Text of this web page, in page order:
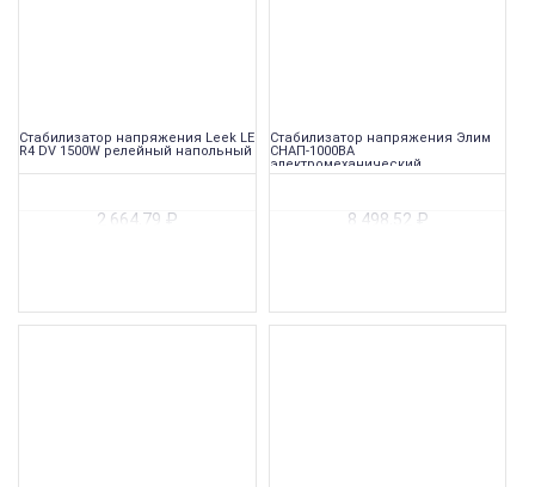
Стабилизатор напряжения Leek LE
R4 DV 1500W релейный напольный
2 664,79 ₽
Стабилизатор напряжения Элим
СНАП-1000ВА
электромеханический
переносной
8 498,52 ₽